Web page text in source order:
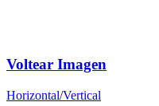
Voltear Imagen
Horizontal/Vertical